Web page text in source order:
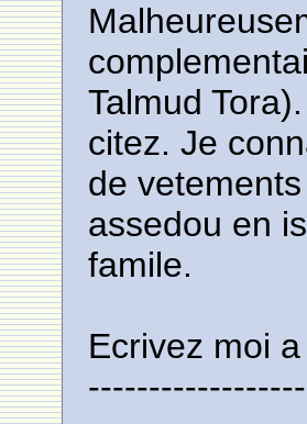
Talmud
citez. Je
de
assedou en
famile.
Ecrivez moi